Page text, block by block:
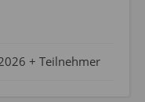
+ Teilnehmer